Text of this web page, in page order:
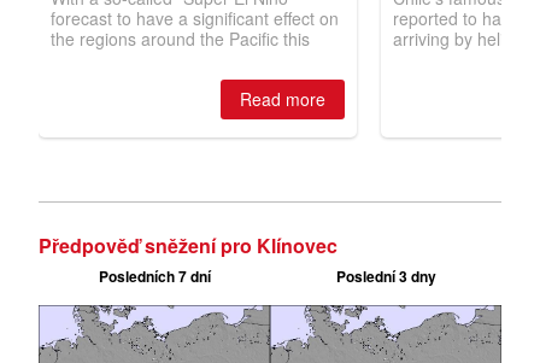
Předpověď sněžení pro Klínovec
Posledních 7 dní Poslední 3 dny